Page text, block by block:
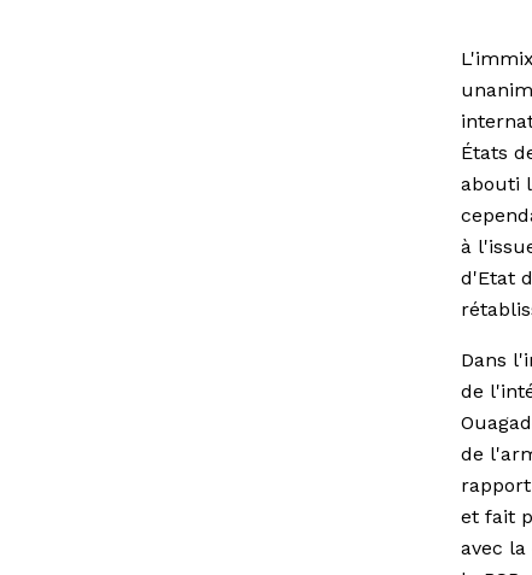
États
abouti
à
d'Etat
Dans
de
de
et fait
avec